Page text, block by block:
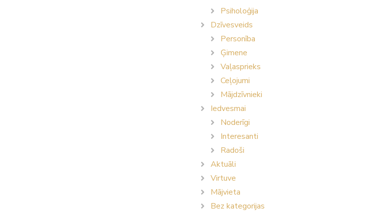
Psiholoģija
Dzīvesveids
Personība
Ģimene
Vaļasprieks
Ceļojumi
Mājdzīvnieki
Iedvesmai
Noderīgi
Interesanti
Radoši
Aktuāli
Virtuve
Mājvieta
Bez kategorijas